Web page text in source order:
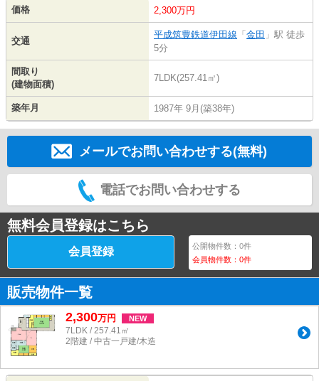
価格 2,300万円
交通
平成筑豊鉄道伊田線 「 金田 」駅 徒歩
5分
間取り
(建物面積)
7LDK(257.41㎡)
築年月 1987年 9月(築38年)
メールでお問い合わせする(無料)
電話でお問い合わせする
無料会員登録はこちら
会員登録 公開物件数：0件
会員物件数：0件
販売物件一覧
2,300万円 NEW
7LDK / 257.41㎡
2階建 / 中古一戸建/木造